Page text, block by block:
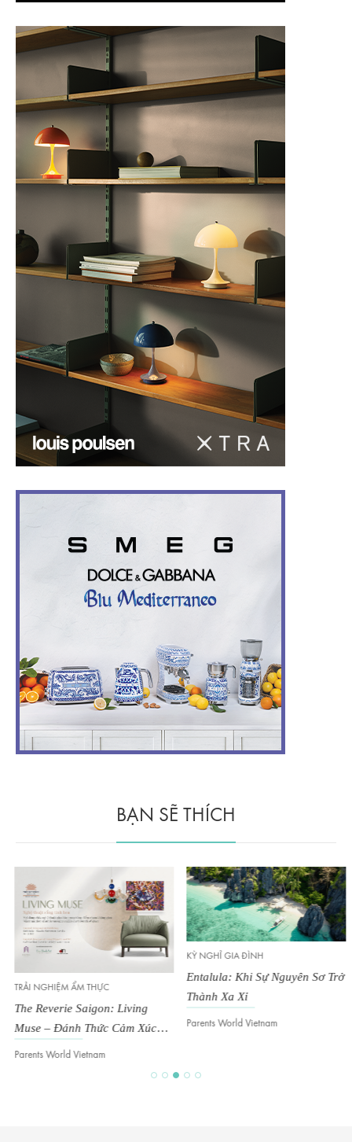
BẠN SẼ THÍCH
TRẢI NGHIỆM ẨM THỰC
The Reverie Saigon: Living
Muse – Đánh Thức Cảm Xúc
Trong Không Gian Đương Đại
Parents World Vietnam
KỲ NGHỈ GIA ĐÌNH
Entalula: Khi Sự Nguyên Sơ Trở
Thành Xa Xỉ
Parents World Vietnam